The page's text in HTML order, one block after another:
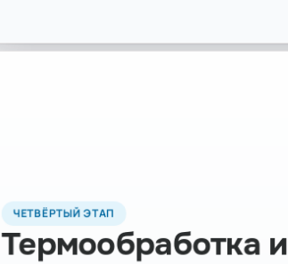
ЧЕТВЁРТЫЙ ЭТАП
Термообработка и